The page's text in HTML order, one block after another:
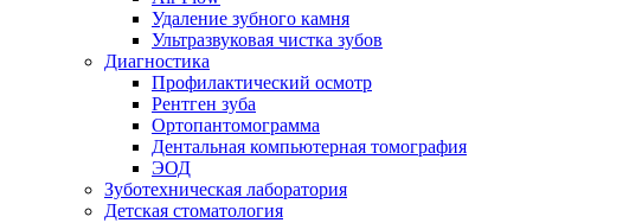
Удаление зубного камня
Ультразвуковая чистка зубов
Диагностика
Профилактический осмотр
Рентген зуба
Ортопантомограмма
Дентальная компьютерная томография
ЭОД
Зуботехническая лаборатория
Детская стоматология